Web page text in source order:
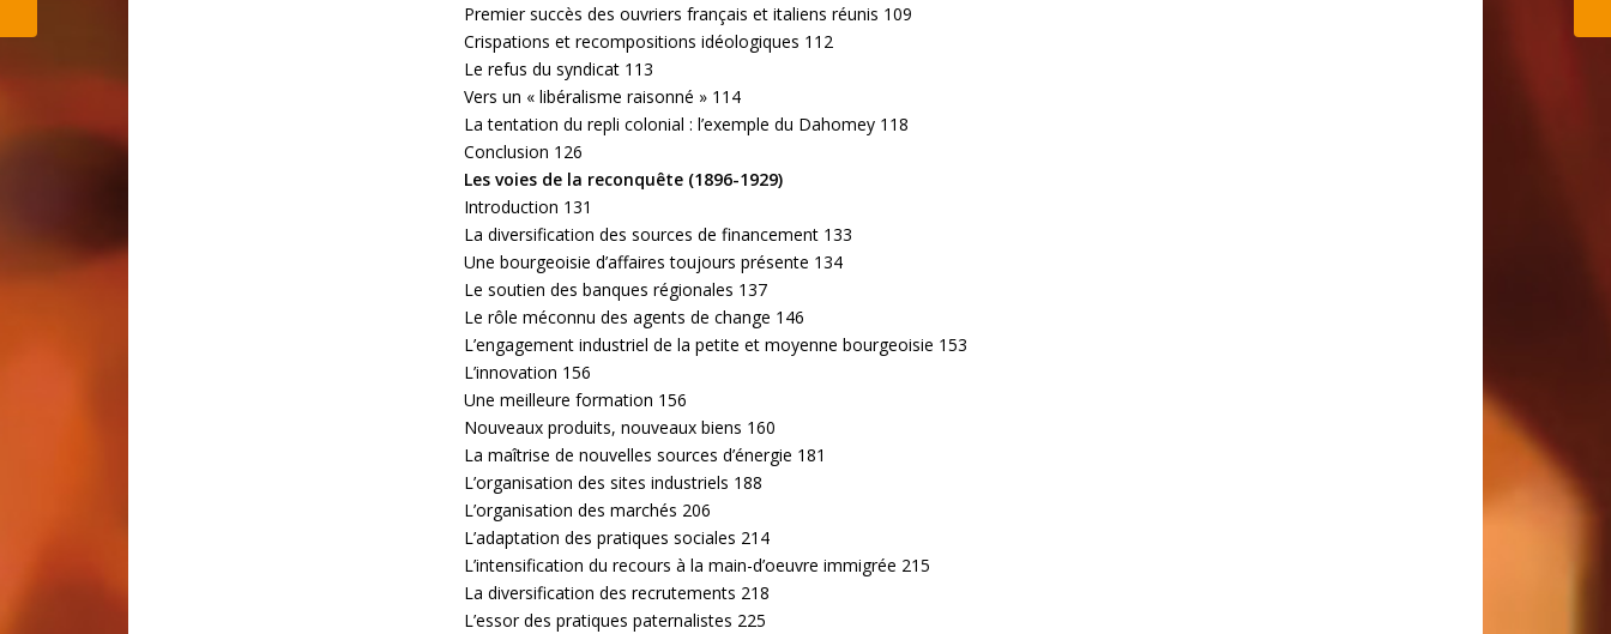
Premier succès des ouvriers français et italiens réunis 109
Crispations et recompositions idéologiques 112
Le refus du syndicat 113
Vers un « libéralisme raisonné » 114
La tentation du repli colonial : l’exemple du Dahomey 118
Conclusion 126
Les voies de la reconquête (1896-1929)
Introduction 131
La diversification des sources de financement 133
Une bourgeoisie d’affaires toujours présente 134
Le soutien des banques régionales 137
Le rôle méconnu des agents de change 146
L’engagement industriel de la petite et moyenne bourgeoisie 153
L’innovation 156
Une meilleure formation 156
Nouveaux produits, nouveaux biens 160
La maîtrise de nouvelles sources d’énergie 181
L’organisation des sites industriels 188
L’organisation des marchés 206
L’adaptation des pratiques sociales 214
L’intensification du recours à la main-d’oeuvre immigrée 215
La diversification des recrutements 218
L’essor des pratiques paternalistes 225